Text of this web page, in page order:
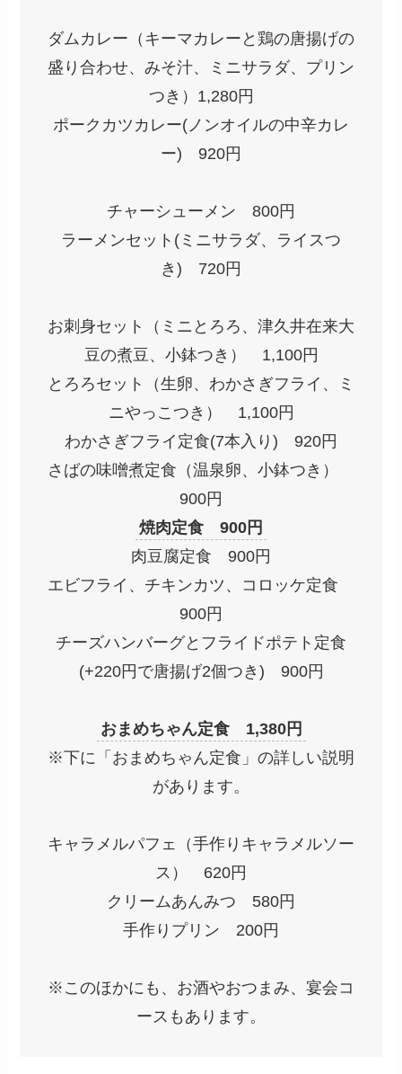
ダムカレー（キーマカレーと鶏の唐揚げの
盛り合わせ、みそ汁、ミニサラダ、プリン
つき）1,280円
ポークカツカレー(ノンオイルの中辛カレ
ー) 920円
チャーシューメン 800円
ラーメンセット(ミニサラダ、ライスつ
き) 720円
お刺身セット（ミニとろろ、津久井在来大
豆の煮豆、小鉢つき） 1,100円
とろろセット（生卵、わかさぎフライ、ミ
ニやっこつき） 1,100円
わかさぎフライ定食(7本入り) 920円
さばの味噌煮定食（温泉卵、小鉢つき）
900円
焼肉定食 900円
肉豆腐定食 900円
エビフライ、チキンカツ、コロッケ定食
900円
チーズハンバーグとフライドポテト定食
(+220円で唐揚げ2個つき) 900円
おまめちゃん定食 1,380円
※下に「おまめちゃん定食」の詳しい説明
があります。
キャラメルパフェ（手作りキャラメルソー
ス） 620円
クリームあんみつ 580円
手作りプリン 200円
※このほかにも、お酒やおつまみ、宴会コ
ースもあります。